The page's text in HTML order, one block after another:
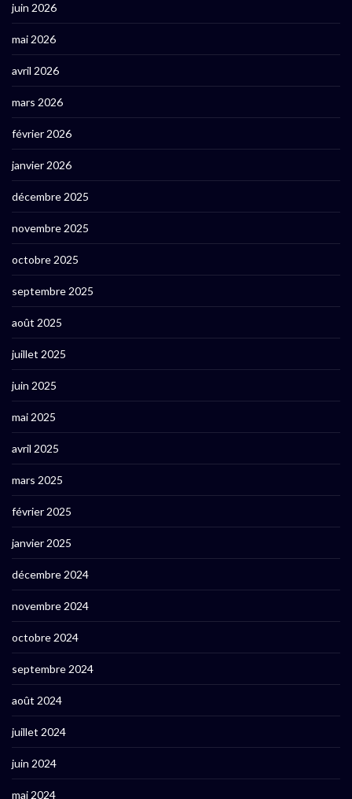
juin 2026
mai 2026
avril 2026
mars 2026
février 2026
janvier 2026
décembre 2025
novembre 2025
octobre 2025
septembre 2025
août 2025
juillet 2025
juin 2025
mai 2025
avril 2025
mars 2025
février 2025
janvier 2025
décembre 2024
novembre 2024
octobre 2024
septembre 2024
août 2024
juillet 2024
juin 2024
mai 2024